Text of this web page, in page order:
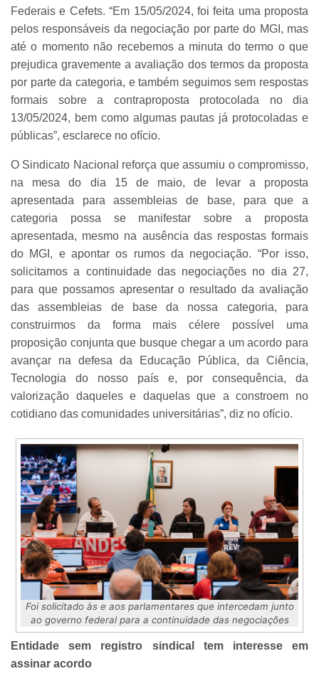
Federais e Cefets. “Em 15/05/2024, foi feita uma proposta
pelos responsáveis da negociação por parte do MGI, mas
até o momento não recebemos a minuta do termo o que
prejudica gravemente a avaliação dos termos da proposta
por parte da categoria, e também seguimos sem respostas
formais sobre a contraproposta protocolada no dia
13/05/2024, bem como algumas pautas já protocoladas e
públicas”, esclarece no ofício.
O Sindicato Nacional reforça que assumiu o compromisso,
na mesa do dia 15 de maio, de levar a proposta
apresentada para assembleias de base, para que a
categoria possa se manifestar sobre a proposta
apresentada, mesmo na ausência das respostas formais
do MGI, e apontar os rumos da negociação. “Por isso,
solicitamos a continuidade das negociações no dia 27,
para que possamos apresentar o resultado da avaliação
das assembleias de base da nossa categoria, para
construirmos da forma mais célere possível uma
proposição conjunta que busque chegar a um acordo para
avançar na defesa da Educação Pública, da Ciência,
Tecnologia do nosso país e, por consequência, da
valorização daqueles e daquelas que a constroem no
cotidiano das comunidades universitárias”, diz no ofício.
Foi solicitado às e aos parlamentares que intercedam junto
ao governo federal para a continuidade das negociações
Entidade sem registro sindical tem interesse em
assinar acordo